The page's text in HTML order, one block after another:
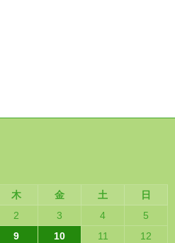
木 金 土
日
2 3 4
5
9 10 11
12